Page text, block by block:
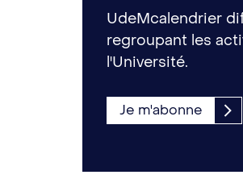
UdeMcalendrier
regroupant les
l'Université.
Je m'abonne